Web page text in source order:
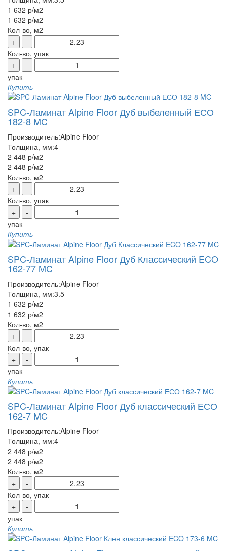
1 632 р/м2
1 632 р/м2
Кол-во, м2
+
-
Кол-во, упак
+
-
упак
Купить
SPC-Ламинат Alpine Floor Дуб выбеленный ЕСО
182-8 MC
Производитель:Alpine Floor
Толщина, мм:4
2 448 р/м2
2 448 р/м2
Кол-во, м2
+
-
Кол-во, упак
+
-
упак
Купить
SPC-Ламинат Alpine Floor Дуб Классический ECO
162-77 MC
Производитель:Alpine Floor
Толщина, мм:3.5
1 632 р/м2
1 632 р/м2
Кол-во, м2
+
-
Кол-во, упак
+
-
упак
Купить
SPC-Ламинат Alpine Floor Дуб классический ЕСО
162-7 MC
Производитель:Alpine Floor
Толщина, мм:4
2 448 р/м2
2 448 р/м2
Кол-во, м2
+
-
Кол-во, упак
+
-
упак
Купить